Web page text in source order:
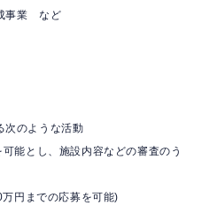
事業 など
る次のような活動
能とし、施設内容などの審査のう
円までの応募を可能)